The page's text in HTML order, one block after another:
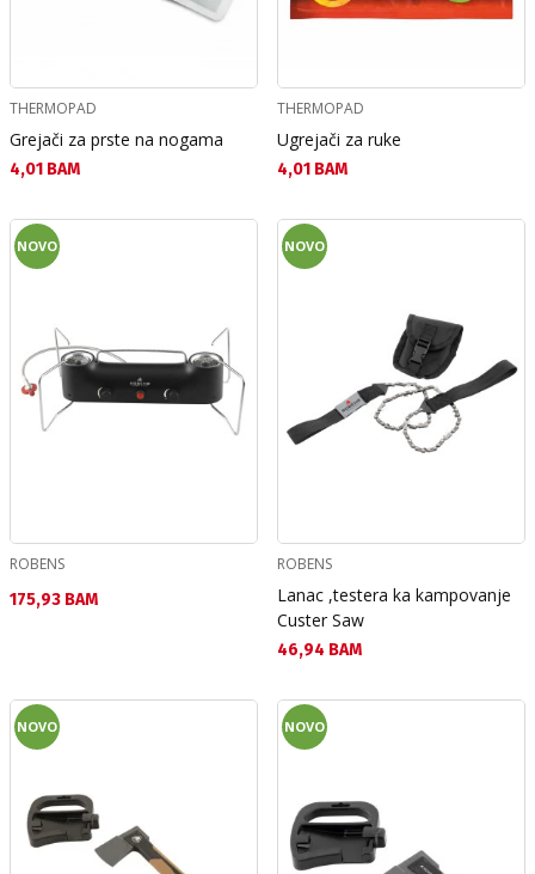
THERMOPAD
Grejači za prste na nogama
Текуща цена:
4,01 BAM
THERMOPAD
Ugrejači za ruke
Текуща цена:
4,01 BAM
NOVO
ROBENS
Текуща цена:
175,93 BAM
NOVO
ROBENS
Lanac ,testera ka kampovanje
Custer Saw
Текуща цена:
46,94 BAM
NOVO NOVO